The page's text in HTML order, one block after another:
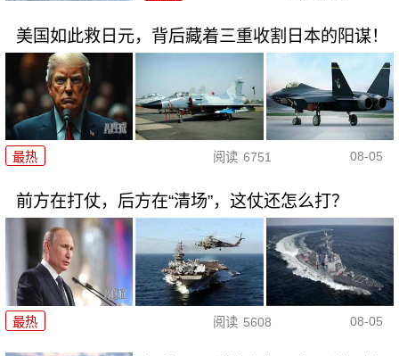
美国如此救日元，背后藏着三重收割日本的阳谋！
最热 阅读 6751 08-05
前方在打仗，后方在“清场”，这仗还怎么打？
最热 阅读 5608 08-05